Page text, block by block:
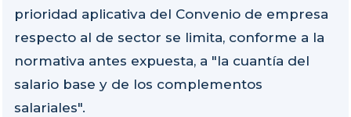
prioridad aplicativa del Convenio de empresa
respecto al de sector se limita, conforme a la
normativa antes expuesta, a "la cuantía del
salario base y de los complementos
salariales".